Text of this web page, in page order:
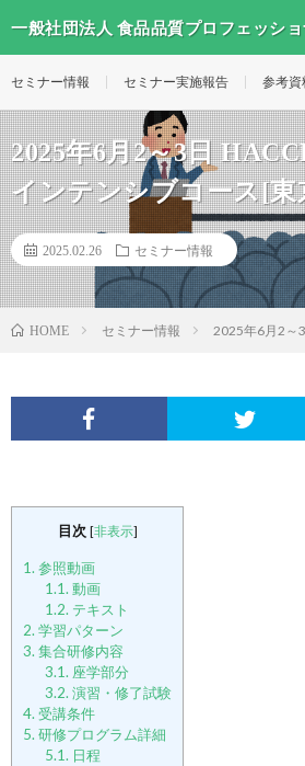
一般社団法人 食品品質プロフェッシ
セミナー情報 セミナー実施報告 参考資
2025年6月2～3日
インテンシブコース[東
2025.02.26 セミナー情報
HOME セミナー情報 2025年6月2～
目次 [非表示]
1. 参照動画
1.1. 動画
1.2. テキスト
2. 学習パターン
3. 集合研修内容
3.1. 座学部分
3.2. 演習・修了試験
4. 受講条件
5. 研修プログラム詳細
5.1. 日程